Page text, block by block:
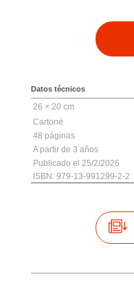
Datos técnicos
26 × 20 cm
Cartoné
48
3
25/2/2026
ISBN: 979-13-991299-2-2